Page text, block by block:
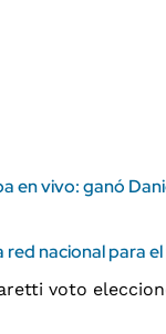
en vivo: ganó
red nacional para